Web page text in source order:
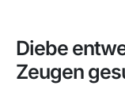
Diebe
Zeugen